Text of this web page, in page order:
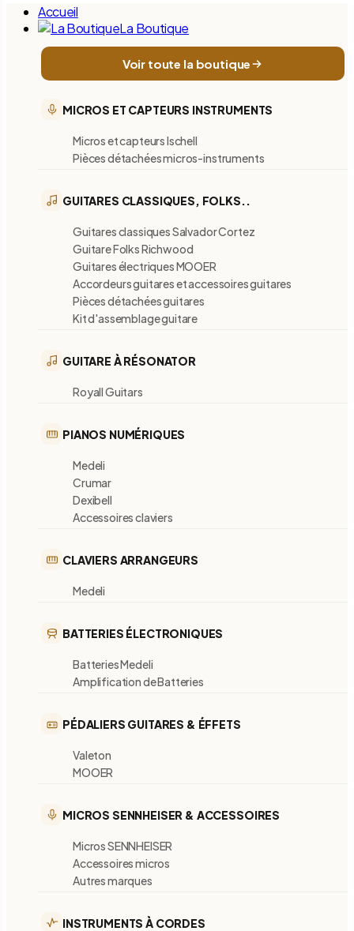
Accueil
La Boutique
Voir toute la boutique
MICROS ET CAPTEURS INSTRUMENTS
Micros et capteurs Ischell
Pièces détachées micros-instruments
GUITARES CLASSIQUES, FOLKS..
Guitares classiques Salvador Cortez
Guitare Folks Richwood
Guitares électriques MOOER
Accordeurs guitares et accessoires guitares
Pièces détachées guitares
Kit d'assemblage guitare
GUITARE À RÉSONATOR
Royall Guitars
PIANOS NUMÉRIQUES
Medeli
Crumar
Dexibell
Accessoires claviers
CLAVIERS ARRANGEURS
Medeli
BATTERIES ÉLECTRONIQUES
Batteries Medeli
Amplification de Batteries
PÉDALIERS GUITARES & ÉFFETS
Valeton
MOOER
MICROS SENNHEISER & ACCESSOIRES
Micros SENNHEISER
Accessoires micros
Autres marques
INSTRUMENTS À CORDES